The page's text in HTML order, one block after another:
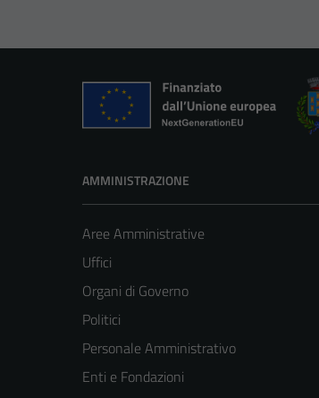
AMMINISTRAZIONE
Aree Amministrative
Uffici
Organi di Governo
Politici
Personale Amministrativo
Enti e Fondazioni